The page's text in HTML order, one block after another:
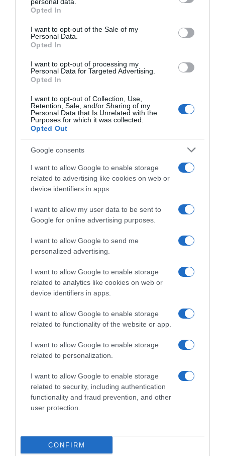
grant or deny consent to Google and its third-party tags to
use your data for below specified purposes in below Google
consent section.
Opted In
I want to opt-out of the Sale of my
Personal Data.
Opted In
I want to opt-out of processing my
Personal Data for Targeted Advertising.
Opted In
I want to opt-out of Collection, Use,
Retention, Sale, and/or Sharing of my
Personal Data that Is Unrelated with the
Purposes for which it was collected.
Opted Out
Google consents
I want to allow Google to enable storage
related to advertising like cookies on web or
device identifiers in apps.
I want to allow my user data to be sent to
Google for online advertising purposes.
I want to allow Google to send me
personalized advertising.
I want to allow Google to enable storage
related to analytics like cookies on web or
device identifiers in apps.
I want to allow Google to enable storage
related to functionality of the website or app.
I want to allow Google to enable storage
related to personalization.
I want to allow Google to enable storage
related to security, including authentication
functionality and fraud prevention, and other
user protection.
CONFIRM
ΔΙΕΘΝΗ
Ο Λευκός Οίκος προσκαλεί τον Ίλον Μασκ και
τον Τιμ Κουκ να συνοδεύσουν τον Τραμπ στην
Ο Αμερικανός πρόεδρος θα πραγματοποιήσει
επίσκεψη στην Κίνα από τη 13η έως τη 15 Μαΐου
11.05.2026 - 19:15
ΕΛΛΑΔΑ
Πεντάγωνο: Τρεις αναφορές για θεάσεις
UFO στην Ελλάδα περιλαμβάνονται στους
αποχαρακτηρισμένους φακέλους
09.05.2026 - 08:26